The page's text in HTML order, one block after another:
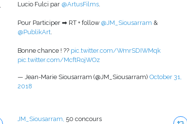
Lucio Fulci par @ArtusFilms.
Pour Participer ➡ RT + follow @JM_Siousarram &
@PublikArt.
Bonne chance ! ?? pic.twitter.com/WmrSDIWMqk
pic.twitter.com/McftRojWOz
— Jean-Marie Siousarram (@JM_Siousarram) October 31,
2018
JM_Siousarram, 50 concours